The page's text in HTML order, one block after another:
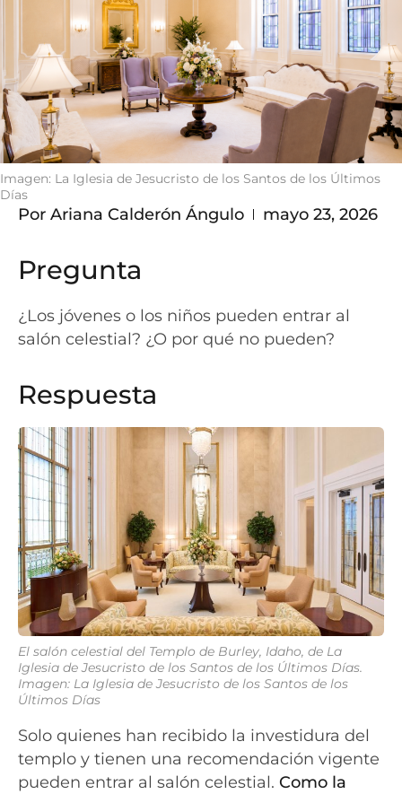
Imagen: La Iglesia de Jesucristo de los Santos de los Últimos
Días
Por Ariana Calderón Ángulo mayo 23, 2026
Pregunta
¿Los jóvenes o los niños pueden entrar al
salón celestial? ¿O por qué no pueden?
Respuesta
El salón celestial del Templo de Burley, Idaho, de La
Iglesia de Jesucristo de los Santos de los Últimos Días.
Imagen: La Iglesia de Jesucristo de los Santos de los
Últimos Días
Solo quienes han recibido la investidura del
templo y tienen una recomendación vigente
pueden entrar al salón celestial. Como la